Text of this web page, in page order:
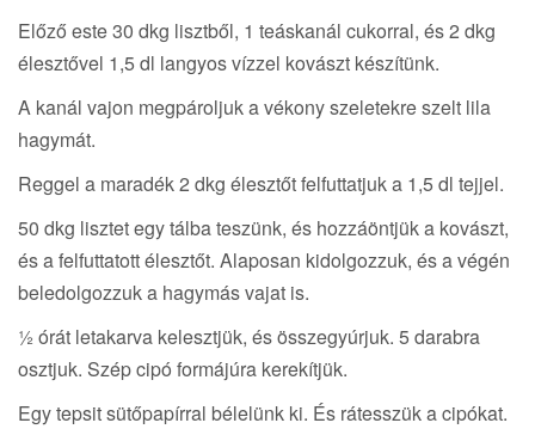
Előző este 30 dkg lisztből, 1 teáskanál cukorral, és 2 dkg
élesztővel 1,5 dl langyos vízzel kovászt készítünk.
A kanál vajon megpároljuk a vékony szeletekre szelt lila
hagymát.
Reggel a maradék 2 dkg élesztőt felfuttatjuk a 1,5 dl tejjel.
50 dkg lisztet egy tálba teszünk, és hozzáöntjük a kovászt,
és a felfuttatott élesztőt. Alaposan kidolgozzuk, és a végén
beledolgozzuk a hagymás vajat is.
½ órát letakarva kelesztjük, és összegyúrjuk. 5 darabra
osztjuk. Szép cipó formájúra kerekítjük.
Egy tepsit sütőpapírral bélelünk ki. És rátesszük a cipókat.